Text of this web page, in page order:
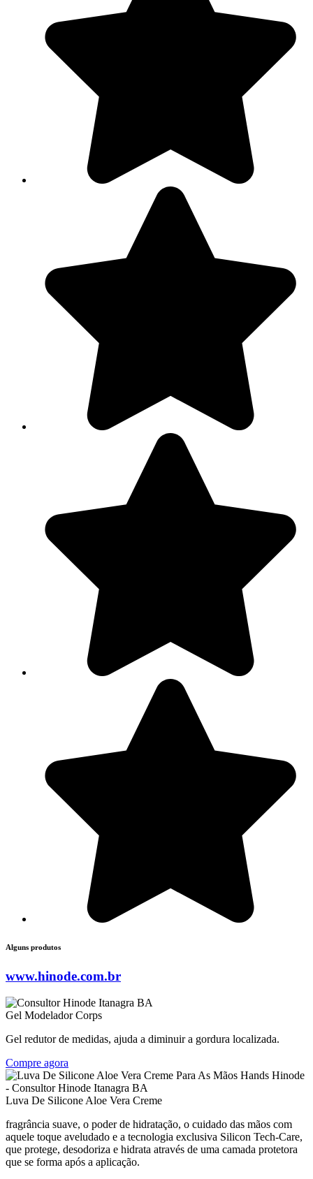
Alguns produtos
www.hinode.com.br
Gel Modelador Corps
Gel redutor de medidas, ajuda a diminuir a gordura localizada.
Compre agora
Luva De Silicone Aloe Vera Creme
fragrância suave, o poder de hidratação, o cuidado das mãos com
aquele toque aveludado e a tecnologia exclusiva Silicon Tech-Care,
que protege, desodoriza e hidrata através de uma camada protetora
que se forma após a aplicação.